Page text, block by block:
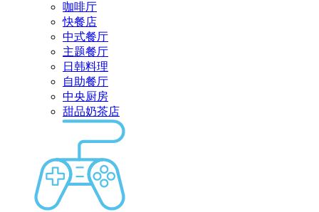
咖啡厅
快餐店
中式餐厅
主题餐厅
日韩料理
自助餐厅
中央厨房
甜品奶茶店